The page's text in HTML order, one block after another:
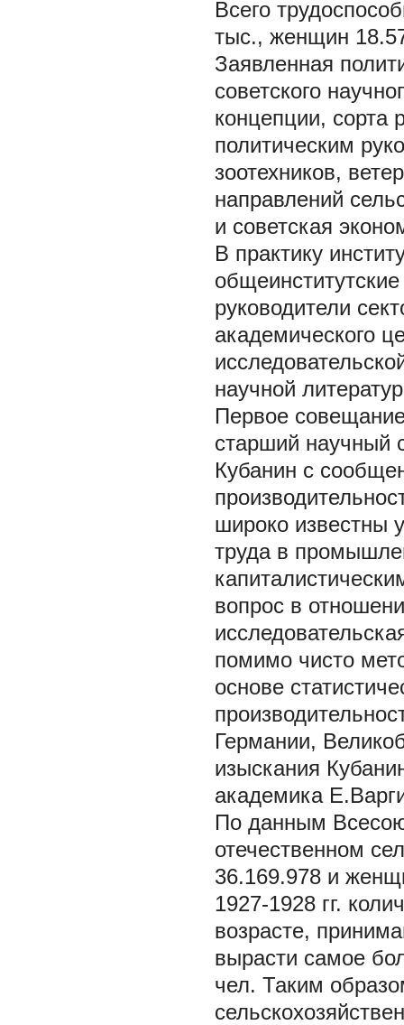
Всего
тыс., женщин
Заявленная
советского
концепции, сорта
политическим
зоотехников,
направлений
и советская
В практику
руководители
академического
научной
Первое
старший научный
Кубанин с
широко известны
труда в
вопрос в
помимо чисто
основе
Германии,
изыскания
академика
По данным
отечественном
36.169.978 и
1927-1928 гг.
возрасте,
вырасти самое
чел. Таким